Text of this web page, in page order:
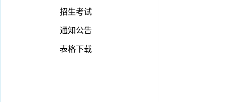
招生考试
通知公告
表格下载